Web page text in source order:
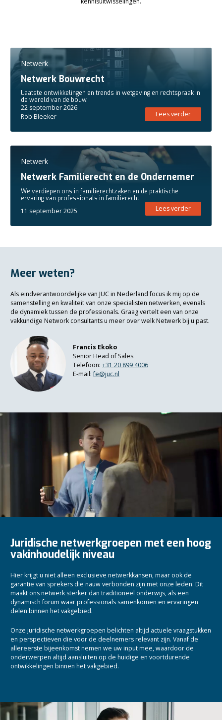
Netwerk
Netwerk Bouwrecht
Laatste ontwikkelingen en trends in wetgeving en rechtspraak in
de wereld van de bouw.
22 september 2026
Rob Bleeker
Lees verder
Netwerk
Netwerk Familierecht en de Ondernemer
We verdiepen ons in familierechtzaken en de praktische
ervaring van professionals in familierecht
11 september 2025 Lees verder
Meer weten?
Als eindverantwoordelijke van JUC in Nederland focus ik mij op de
samenstelling en kwaliteit van onze specialisten netwerken, evenals
de dynamiek tussen de professionals. Graag vertelt een van onze
vakkundige Network consultants u meer over welk Netwerk bij u past.
Francis Ekoko
Senior Head of Sales
Telefoon: +31 20 899 4006
E-mail:fe@juc.nl
Juridische netwerkgroepen met een hoog
vakinhoudelijk niveau
Hier krijgt u niet alleen exclusieve netwerkkansen, maar ook de
garantie van sprekers die nauw verbonden zijn met onze leden. Dit
maakt ons netwerk sterker dan traditioneel onderwijs, als een
dynamisch forum waar professionals samenkomen en ervaringen
delen binnen het vakgebied.
Onze juridische netwerkgroepen belichten altijd actuele vraagstukken
en perspectieven die voor de deelnemers relevant zijn. Vanaf de
allereerste bijeenkomst nemen we uw input mee, waardoor de
onderwerpen altijd aansluiten op de huidige en voortdurende
ontwikkelingen binnen het vakgebied.